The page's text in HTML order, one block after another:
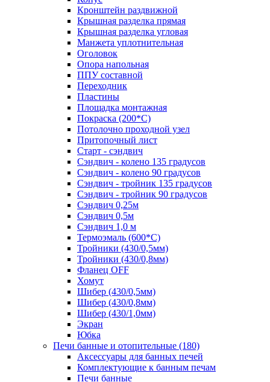
Кронштейн раздвижной
Крышная разделка прямая
Крышная разделка угловая
Манжета уплотнительная
Оголовок
Опора напольная
ППУ составной
Переходник
Пластины
Площадка монтажная
Покраска (200*С)
Потолочно проходной узел
Притопочный лист
Старт - сэндвич
Сэндвич - колено 135 градусов
Сэндвич - колено 90 градусов
Сэндвич - тройник 135 градусов
Сэндвич - тройник 90 градусов
Сэндвич 0,25м
Сэндвич 0,5м
Сэндвич 1,0 м
Термоэмаль (600*С)
Тройники (430/0,5мм)
Тройники (430/0,8мм)
Фланец OFF
Хомут
Шибер (430/0,5мм)
Шибер (430/0,8мм)
Шибер (430/1,0мм)
Экран
Юбка
Печи банные и отопительные (180)
Аксессуары для банных печей
Комплектующие к банным печам
Печи банные